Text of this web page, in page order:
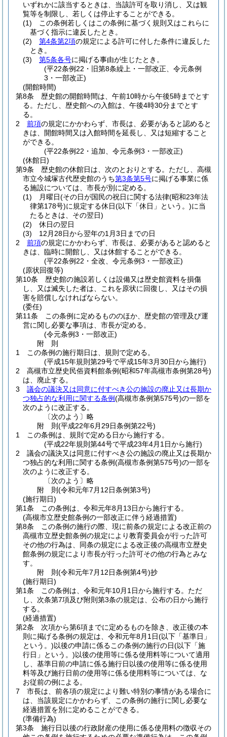
いずれかに該当するときは、当該許可を取り消し、又は観
覧等を制限し、若しくは停止することができる。
(1)
この条例若しくはこの条例に基づく規則又はこれらに
基づく指示に違反したとき。
(2)
第4条第2項の規定による許可に付した条件に違反した
とき。
(3)
第5条各号に掲げる事由が生じたとき。
(平22条例22・旧第8条繰上・一部改正、令元条例
3・一部改正)
(開館時間)
第8条
歴史館の開館時間は、午前10時から午後5時までとす
る。 ただし、歴史館への入館は、午後4時30分までとす
る。
2
前項の規定にかかわらず、市長は、必要があると認めると
きは、開館時間又は入館時間を延長し、又は短縮すること
ができる。
(平22条例22・追加、令元条例3・一部改正)
(休館日)
第9条
歴史館の休館日は、次のとおりとする。 ただし、高槻
市立今城塚古代歴史館のうち第3条第5号に掲げる事業に係
る施設については、市長が別に定める。
(1)
月曜日(その日が国民の祝日に関する法律(昭和23年法
律第178号)に規定する休日(以下「休日」という。)に当
たるときは、その翌日)
(2)
休日の翌日
(3)
12月28日から翌年の1月3日までの日
2
前項の規定にかかわらず、市長は、必要があると認めると
きは、臨時に開館し、又は休館することができる。
(平22条例22・全改、令元条例3・一部改正)
(原状回復等)
第10条
歴史館の施設若しくは設備又は歴史館資料を損傷
し、又は滅失した者は、これを原状に回復し、又はその損
害を賠償しなければならない。
(委任)
第11条
この条例に定めるもののほか、歴史館の管理及び運
営に関し必要な事項は、市長が定める。
(令元条例3・一部改正)
附 則
1
この条例の施行期日は、規則で定める。
(平成15年規則第29号で平成15年3月30日から施行)
2
高槻市立歴史民俗資料館条例(昭和57年高槻市条例第28号)
は、廃止する。
3
議会の議決又は同意に付すべき公の施設の廃止又は長期か
つ独占的な利用に関する条例(高槻市条例第575号)の一部を
次のように改正する。
〔次のよう〕略
附 則(平成22年6月29日条例第22号)
1
この条例は、規則で定める日から施行する。
(平成22年規則第44号で平成23年4月1日から施行)
2
議会の議決又は同意に付すべき公の施設の廃止又は長期か
つ独占的な利用に関する条例(高槻市条例第575号)の一部を
次のように改正する。
〔次のよう〕略
附 則(令和元年7月12日条例第3号)
(施行期日)
第1条
この条例は、令和元年8月13日から施行する。
(高槻市立歴史館条例の一部改正に伴う経過措置)
第8条
この条例の施行の際、現に前条の規定による改正前の
高槻市立歴史館条例の規定により教育委員会が行った許可
その他の行為は、同条の規定による改正後の高槻市立歴史
館条例の規定により市長が行った許可その他の行為とみな
す。
附 則(令和元年7月12日条例第4号)抄
(施行期日)
第1条
この条例は、令和元年10月1日から施行する。 ただ
し、次条第7項及び附則第3条の規定は、公布の日から施行
する。
(経過措置)
第2条
次項から第6項までに定めるものを除き、改正後の本
則に掲げる条例の規定は、令和元年8月1日(以下「基準日」
という。)以後の申請に係るこの条例の施行の日(以下「施
行日」という。)以後の使用等に係る使用料等について適用
し、基準日前の申請に係る施行日以後の使用等に係る使用
料等及び施行日前の使用等に係る使用料等については、な
お従前の例による。
7
市長は、前各項の規定により難い特別の事情がある場合に
は、当該規定にかかわらず、この条例の施行に関し必要な
経過措置を別に定めることができる。
(準備行為)
第3条
施行日以後の行政財産の使用に係る使用料の徴収その